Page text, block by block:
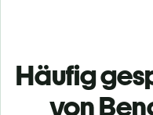
Häufig
von